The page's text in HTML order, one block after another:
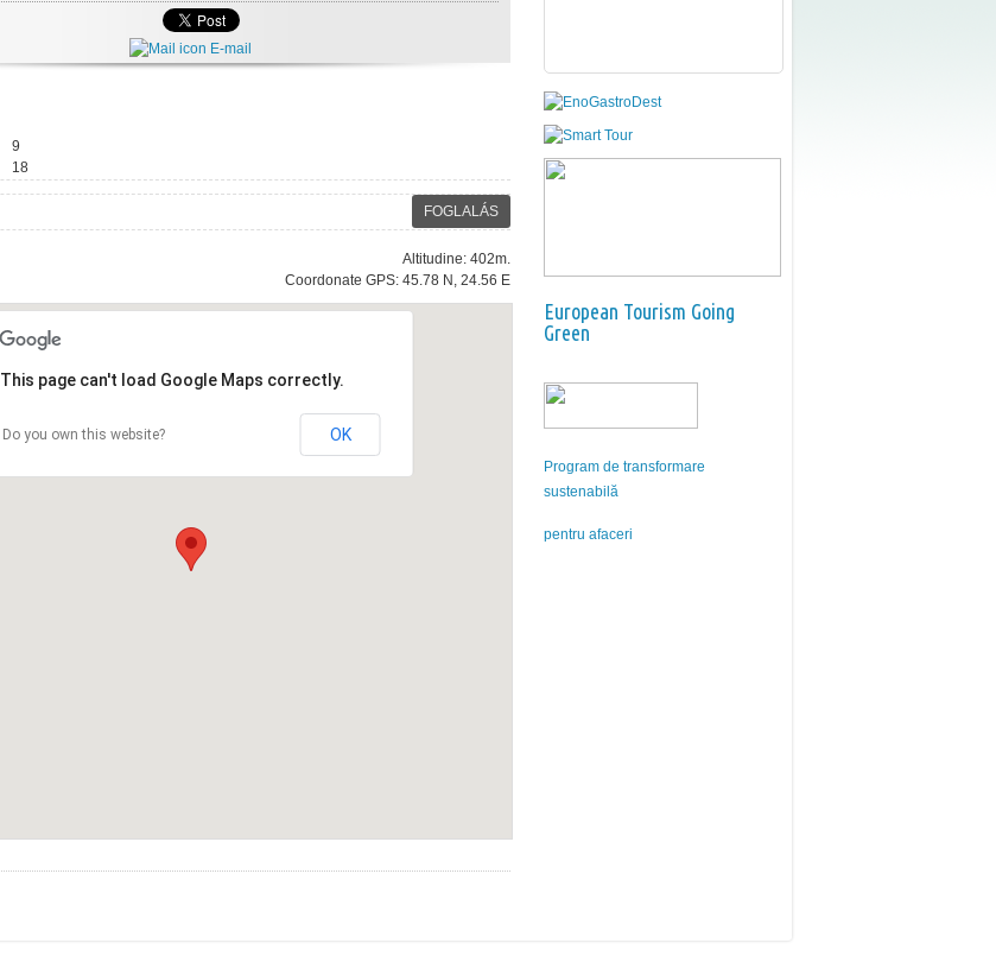
E-mail
9
18
FOGLALÁS
Altitudine: 402m.
Coordonate GPS: 45.78 N, 24.56 E
This page can't load Google Maps correctly.
Do you own this website? OK
European Tourism Going
Green
Program de transformare
sustenabilă
pentru afaceri